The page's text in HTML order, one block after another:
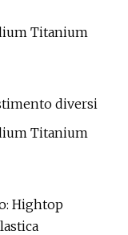
diversi
Hightop